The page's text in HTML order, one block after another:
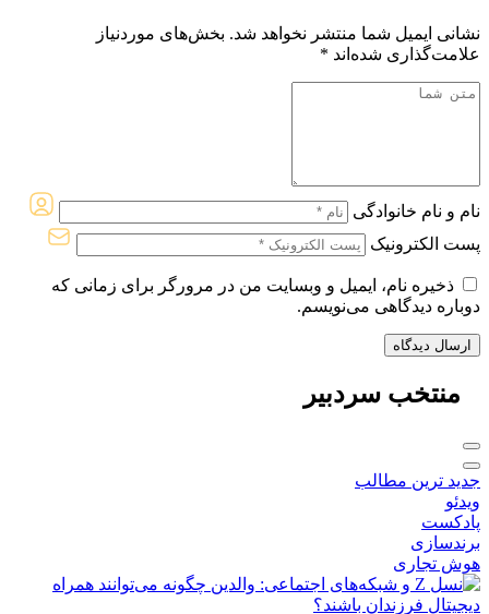
نشانی ایمیل شما منتشر نخواهد شد. بخش‌های موردنیاز
علامت‌گذاری شده‌اند *
نام و نام خانوادگی
پست الکترونیک
ذخیره نام، ایمیل و وبسایت من در مرورگر برای زمانی که
دوباره دیدگاهی می‌نویسم.
منتخب سردبیر
جدید ترین مطالب
ویدئو
پادکست
برندسازی
هوش تجاری